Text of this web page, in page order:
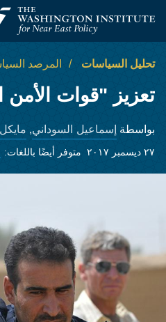
معهد واشنطن لسياسات الشرق
تحليل السياسات المرصد السياسي
تعزيز "قوات الأمن
بواسطة إسماعيل السوداني,
٢٧ ديسمبر ٢٠١٧ متوفر أيضًا باللغات: